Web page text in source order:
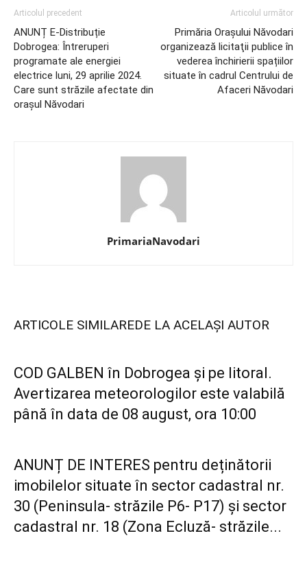
Articolul precedent
ANUNȚ E-Distribuție
Dobrogea: Întreruperi
programate ale energiei
electrice luni, 29 aprilie 2024.
Care sunt străzile afectate din
orașul Năvodari
Articolul următor
Primăria Orașului Năvodari
organizează licitaţii publice în
vederea închirierii spațiilor
situate în cadrul Centrului de
Afaceri Năvodari
PrimariaNavodari
ARTICOLE SIMILAREDE LA ACELAȘI AUTOR
COD GALBEN în Dobrogea și pe litoral.
Avertizarea meteorologilor este valabilă
până în data de 08 august, ora 10:00
ANUNȚ DE INTERES pentru deținătorii
imobilelor situate în sector cadastral nr.
30 (Peninsula- străzile P6- P17) și sector
cadastral nr. 18 (Zona Ecluză- străzile...